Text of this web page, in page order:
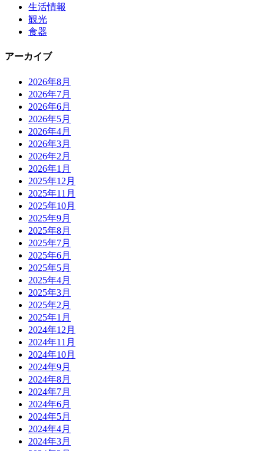
生活情報
観光
食器
アーカイブ
2026年8月
2026年7月
2026年6月
2026年5月
2026年4月
2026年3月
2026年2月
2026年1月
2025年12月
2025年11月
2025年10月
2025年9月
2025年8月
2025年7月
2025年6月
2025年5月
2025年4月
2025年3月
2025年2月
2025年1月
2024年12月
2024年11月
2024年10月
2024年9月
2024年8月
2024年7月
2024年6月
2024年5月
2024年4月
2024年3月